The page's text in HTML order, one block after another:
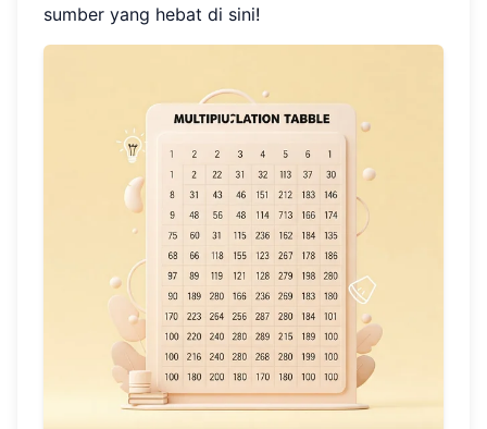
sumber yang hebat di sini!